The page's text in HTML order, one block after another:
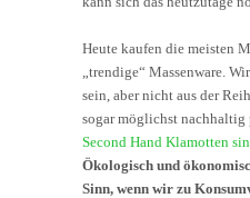
Heute kaufen die meisten
„trendige“ Massenware.
sein, aber nicht aus der
sogar möglichst
Second Hand Klamotten
Ökologisch und
Sinn, wenn wir zu